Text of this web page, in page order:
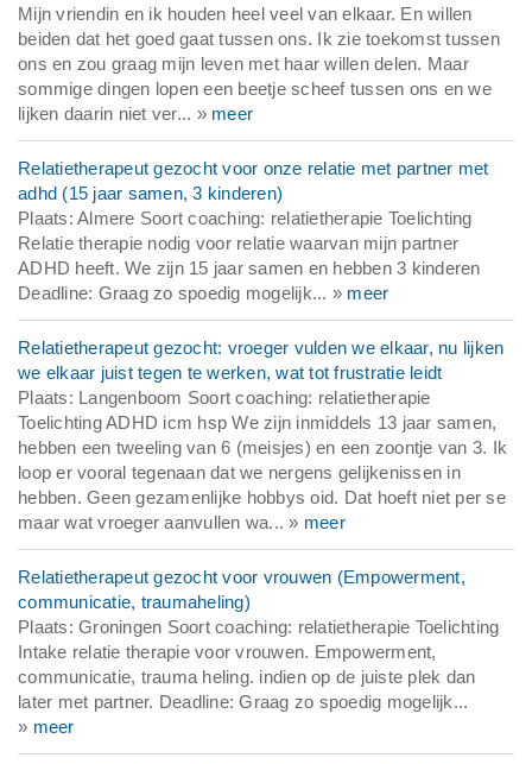
Mijn vriendin en ik houden heel veel van elkaar. En willen
beiden dat het goed gaat tussen ons. Ik zie toekomst tussen
ons en zou graag mijn leven met haar willen delen. Maar
sommige dingen lopen een beetje scheef tussen ons en we
lijken daarin niet ver... » meer
Relatietherapeut gezocht voor onze relatie met partner met
adhd (15 jaar samen, 3 kinderen)
Plaats: Almere Soort coaching: relatietherapie Toelichting
Relatie therapie nodig voor relatie waarvan mijn partner
ADHD heeft. We zijn 15 jaar samen en hebben 3 kinderen
Deadline: Graag zo spoedig mogelijk... » meer
Relatietherapeut gezocht: vroeger vulden we elkaar, nu lijken
we elkaar juist tegen te werken, wat tot frustratie leidt
Plaats: Langenboom Soort coaching: relatietherapie
Toelichting ADHD icm hsp We zijn inmiddels 13 jaar samen,
hebben een tweeling van 6 (meisjes) en een zoontje van 3. Ik
loop er vooral tegenaan dat we nergens gelijkenissen in
hebben. Geen gezamenlijke hobbys oid. Dat hoeft niet per se
maar wat vroeger aanvullen wa... » meer
Relatietherapeut gezocht voor vrouwen (Empowerment,
communicatie, traumaheling)
Plaats: Groningen Soort coaching: relatietherapie Toelichting
Intake relatie therapie voor vrouwen. Empowerment,
communicatie, trauma heling. indien op de juiste plek dan
later met partner. Deadline: Graag zo spoedig mogelijk...
» meer